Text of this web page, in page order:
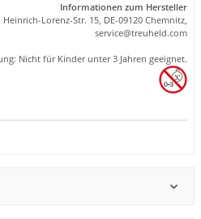
Informationen zum Hersteller
Lorenz-Str. 15, DE-09120 Chemnitz,
service@treuheld.com
Nicht für Kinder unter 3 Jahren geeignet.